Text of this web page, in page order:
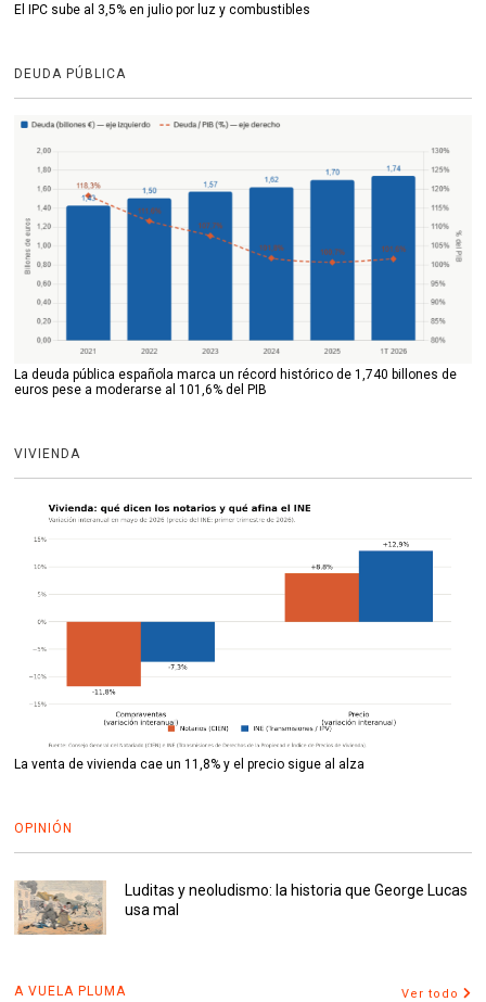
El IPC sube al 3,5% en julio por luz y combustibles
DEUDA PÚBLICA
La deuda pública española marca un récord histórico de 1,740 billones de
euros pese a moderarse al 101,6% del PIB
VIVIENDA
La venta de vivienda cae un 11,8% y el precio sigue al alza
OPINIÓN
Luditas y neoludismo: la historia que George Lucas
usa mal
A VUELA PLUMA Ver todo